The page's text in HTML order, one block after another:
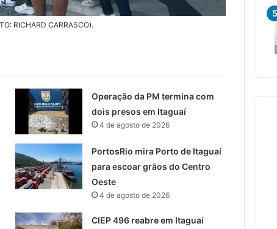
RICHARD CARRASCO).
Operação da PM termina com
dois presos em Itaguaí
4 de agosto de 2026
PortosRio mira Porto de Itaguaí
para escoar grãos do Centro
Oeste
4 de agosto de 2026
CIEP 496 reabre em Itaguaí